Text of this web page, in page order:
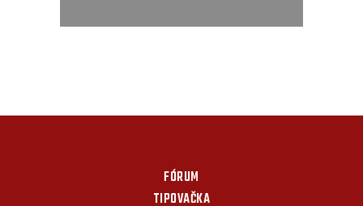
FÓRUM
TIPOVAČKA